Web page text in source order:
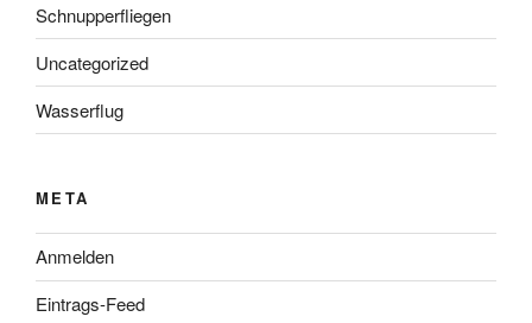
Schnupperfliegen
Uncategorized
Wasserflug
META
Anmelden
Eintrags-Feed